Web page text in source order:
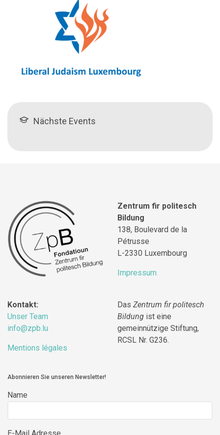
Nächste Events
Zentrum fir politesch
Bildung
138, Boulevard de la
Pétrusse
L-2330 Luxembourg
Impressum
Kontakt:
Unser Team
info@zpb.lu
Mentions légales
Das Zentrum fir politesch
Bildung ist eine
gemeinnützige Stiftung,
RCSL Nr. G236.
Abonnieren Sie unseren Newsletter!
Name